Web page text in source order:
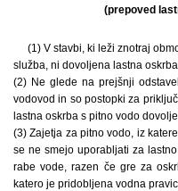
(prepoved
(1) V stavbi, ki leži znotraj
služba, ni dovoljena lastna
(2) Ne glede na prejšnji
vodovod in so postopki za
lastna oskrba s pitno vodo
(3) Zajetja za pitno vodo, iz
se ne smejo uporabljati za
rabe vode, razen če gre za
katero je pridobljena vodna